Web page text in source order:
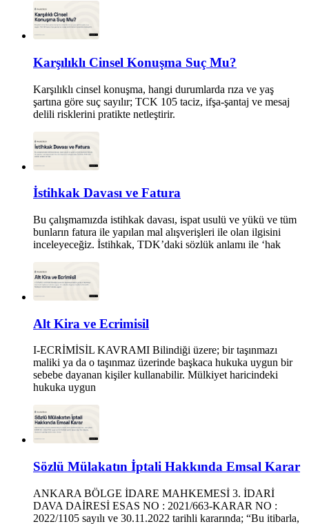
Karşılıklı Cinsel Konuşma Suç Mu?
Karşılıklı cinsel konuşma, hangi durumlarda rıza ve yaş
şartına göre suç sayılır; TCK 105 taciz, ifşa-şantaj ve mesaj
delili risklerini pratikte netleştirir.
İstihkak Davası ve Fatura
Bu çalışmamızda istihkak davası, ispat usulü ve yükü ve tüm
bunların fatura ile yapılan mal alışverişleri ile olan ilgisini
inceleyeceğiz. İstihkak, TDK’daki sözlük anlamı ile ‘hak
Alt Kira ve Ecrimisil
I-ECRİMİSİL KAVRAMI Bilindiği üzere; bir taşınmazı
maliki ya da o taşınmaz üzerinde başkaca hukuka uygun bir
sebebe dayanan kişiler kullanabilir. Mülkiyet haricindeki
hukuka uygun
Sözlü Mülakatın İptali Hakkında Emsal Karar
ANKARA BÖLGE İDARE MAHKEMESİ 3. İDARİ
DAVA DAİRESİ ESAS NO : 2021/663-KARAR NO :
2022/1105 sayılı ve 30.11.2022 tarihli kararında; “Bu itibarla,